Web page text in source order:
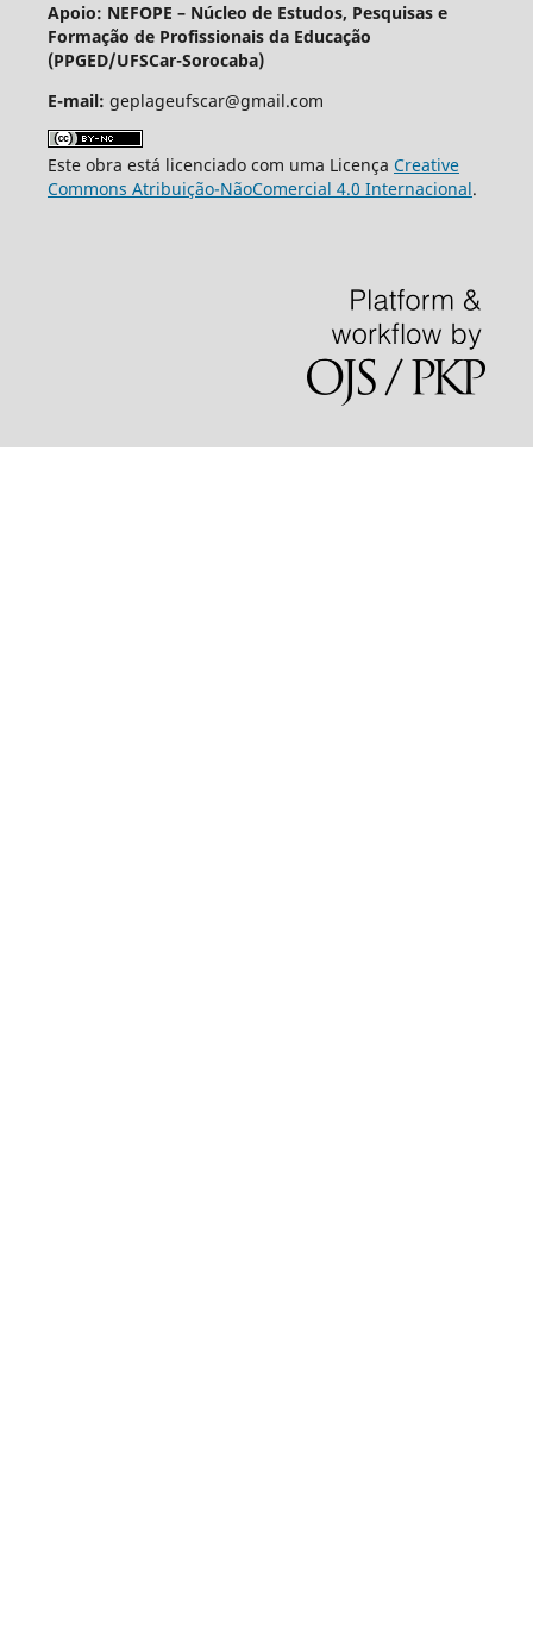
Apoio: NEFOPE – Núcleo de Estudos, Pesquisas e
Formação de Profissionais da Educação
(PPGED/UFSCar-Sorocaba)
E-mail: geplageufscar@gmail.com
Este obra está licenciado com uma Licença Creative
Commons Atribuição-NãoComercial 4.0 Internacional.